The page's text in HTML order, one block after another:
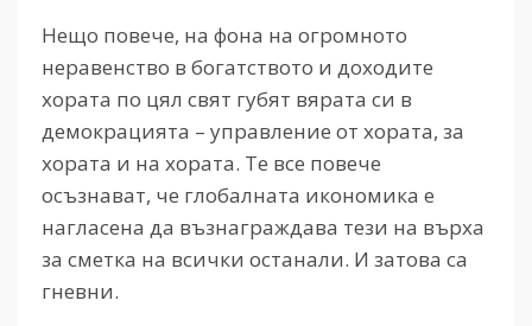
Нещо повече, на фона на огромното
неравенство в богатството и доходите
хората по цял свят губят вярата си в
демокрацията – управление от хората, за
хората и на хората. Те все повече
осъзнават, че глобалната икономика е
нагласена да възнаграждава тези на върха
за сметка на всички останали. И затова са
гневни.